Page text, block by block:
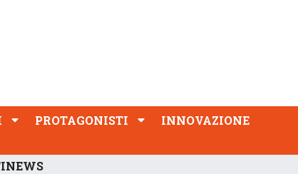
PROTAGONISTI
INNOVAZIONE